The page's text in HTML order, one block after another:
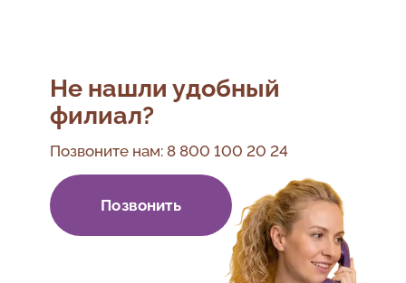
Не нашли удобный
филиал?
Позвоните нам: 8 800 100 20 24
Позвонить